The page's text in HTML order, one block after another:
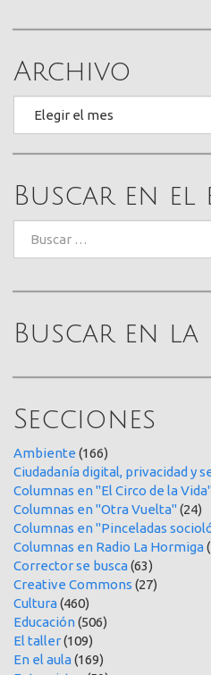
Archivo
Buscar en el
Buscar en la
Secciones
Ambiente (166)
Ciudadanía digital, privacidad y
Columnas en "El Circo de la
Columnas en "Otra Vuelta"(24)
Columnas en "Pinceladas
Columnas en Radio La Hormiga
Corrector se busca(63)
Creative Commons (27)
Cultura(460)
Educación(506)
El taller(109)
En el aula(169)